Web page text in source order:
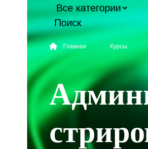
Поиск
Главная Курсы